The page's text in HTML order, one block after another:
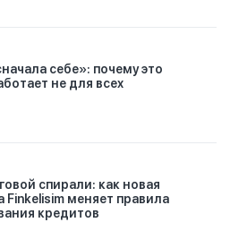
себе»: почему это
не для всех
спирали: как новая
Finkelisim меняет правила
кредитов